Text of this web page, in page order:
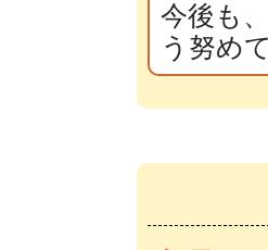
今後も
う努め